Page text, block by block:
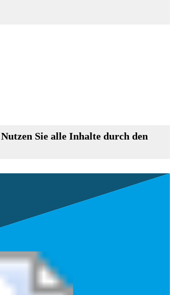
Sie alle Inhalte durch den